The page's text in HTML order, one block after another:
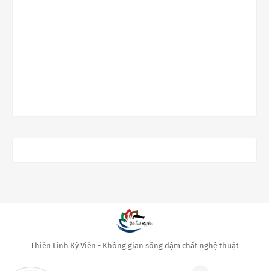
Thiên Linh Kỳ Viên - Không gian sống đậm chất nghệ thuật